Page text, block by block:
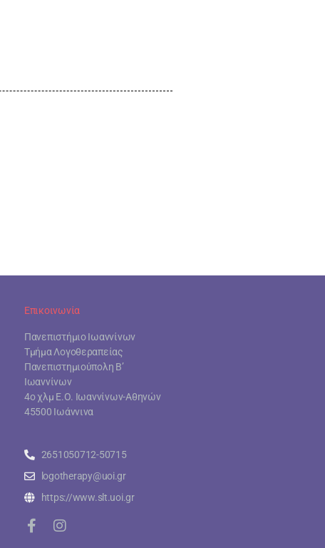
Επικοινωνία
Πανεπιστήμιο Ιωαννίνων
Τμήμα Λογοθεραπείας
Πανεπιστημιούπολη Β’
Ιωαννίνων
4ο χλμ Ε.Ο. Ιωαννίνων-Αθηνών
45500 Ιωάννινα
2651050712-50715
logotherapy@uoi.gr
https://www.slt.uoi.gr